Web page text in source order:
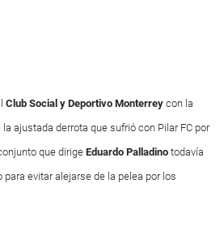
Club Social y Deportivo Monterrey con la
ajustada derrota que sufrió con Pilar FC por
que dirige Eduardo Palladino todavía
para evitar alejarse de la pelea por los